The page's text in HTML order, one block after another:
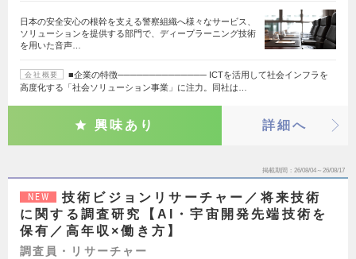
日本の安全安心の根幹を支える警察組織へ様々なサービス、
ソリューションを提供する部門で、ディープラーニング技術
を用いた音声…
会社概要
■企業の特徴────────────── ICTを活用して社会インフラを
高度化する「社会ソリューション事業」に注力。同社は…
興味あり 詳細へ
掲載期間 26/08/04～26/08/17
NEW
技術ビジョンリサーチャー／将来技術
に関する調査研究【AI・宇宙開発先端技術を
保有／高年収×働き方】
調査員・リサーチャー